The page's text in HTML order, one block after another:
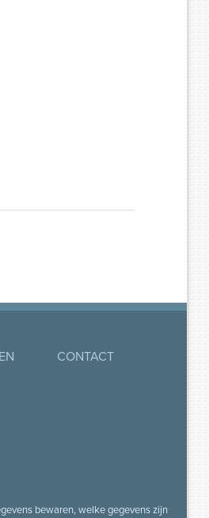
CONTACT
bewaren, welke gegevens zijn